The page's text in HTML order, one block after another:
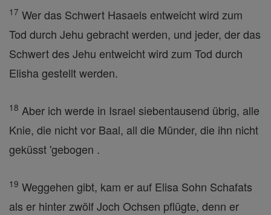
17 Wer das Schwert Hasaels entweicht wird zum
Tod durch Jehu gebracht werden, und jeder, der das
Schwert des Jehu entweicht wird zum Tod durch
Elisha gestellt werden.
18 Aber ich werde in Israel siebentausend übrig, alle
Knie, die nicht vor Baal, all die Münder, die ihn nicht
geküsst 'gebogen .
19 Weggehen gibt, kam er auf Elisa Sohn Schafats
als er hinter zwölf Joch Ochsen pflügte, denn er